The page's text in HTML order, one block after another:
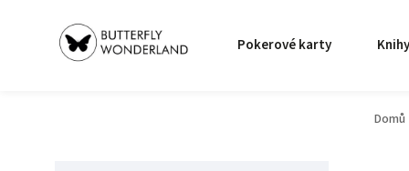
Pokerové karty Knihy
Domů